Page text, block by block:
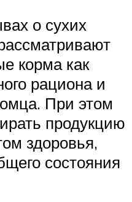
о сухих
корма как
рациона и
При этом
продукцию
здоровья,
состояния